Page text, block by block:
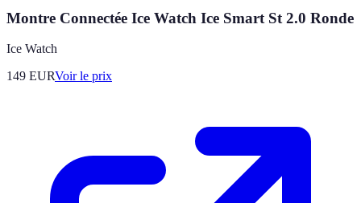
Montre Connectée Ice Watch Ice Smart St 2.0 Ronde
Ice Watch
149 EURVoir le prix